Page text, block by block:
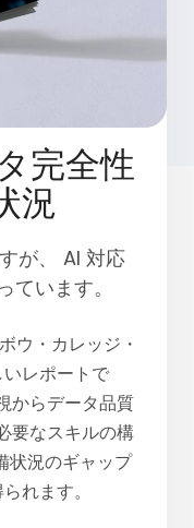
完全性
況
が、 AI 対応
います。
ウ・カレッジ・
レポートで
からデータ品質
要なスキルの構
状況のギャップ
れます。